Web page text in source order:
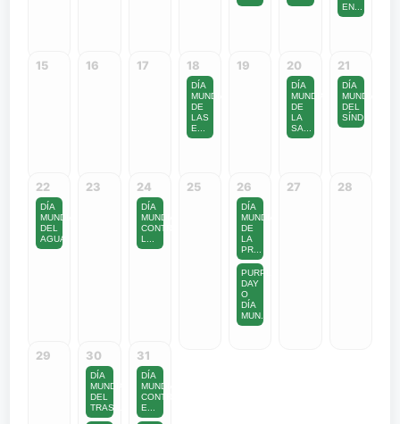
EN...
15 16 17 18
DÍA
MUNDIAL
DE
LAS
E...
19 20
DÍA
MUNDIAL
DE
LA
SA...
21
DÍA
MUNDIAL
DEL
SÍND...
22
DÍA
MUNDIAL
DEL
AGUA
23 24
DÍA
MUNDIAL
CONTRA
L...
25 26
DÍA
MUNDIAL
DE
LA
PR...
PURPLE
DAY
O
DÍA
MUN...
27 28
29 30
DÍA
MUNDIAL
DEL
TRAS...
31
DÍA
MUNDIAL
CONTRA
E...